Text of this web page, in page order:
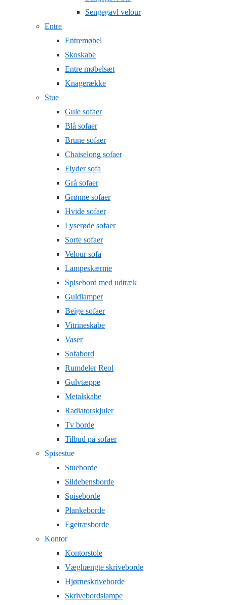
Sengegavl velour
Entre
Entremøbel
Skoskabe
Entre møbelsæt
Knagerække
Stue
Gule sofaer
Blå sofaer
Brune sofaer
Chaiselong sofaer
Flyder sofa
Grå sofaer
Grønne sofaer
Hvide sofaer
Lyserøde sofaer
Sorte sofaer
Velour sofa
Lampeskærme
Spisebord med udtræk
Guldlamper
Beige sofaer
Vitrineskabe
Vaser
Sofabord
Rumdeler Reol
Gulvtæppe
Metalskabe
Radiatorskjuler
Tv borde
Tilbud på sofaer
Spisestue
Stueborde
Sildebensborde
Spiseborde
Plankeborde
Egetræsborde
Kontor
Kontorstole
Væghængte skriveborde
Hjørneskriveborde
Skrivebordslampe